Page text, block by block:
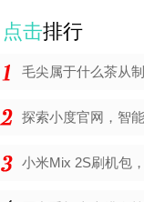
点击排行
毛尖属于什么茶从
探索小度官网，智